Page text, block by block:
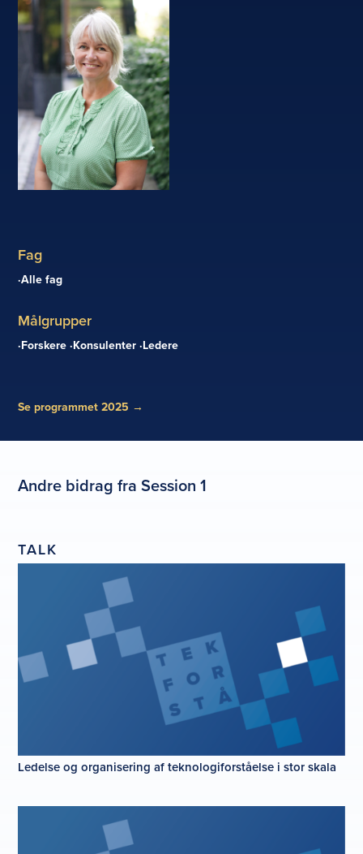
Fag
Alle fag
Målgrupper
Forskere Konsulenter Ledere
Se programmet 2025 →
Andre bidrag fra Session 1
TALK
Ledelse og organisering af teknologiforståelse i stor skala